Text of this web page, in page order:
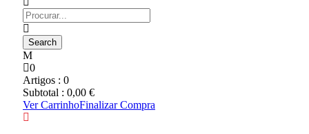
0
Artigos : 0
Subtotal : 0,00 €
Ver CarrinhoFinalizar Compra